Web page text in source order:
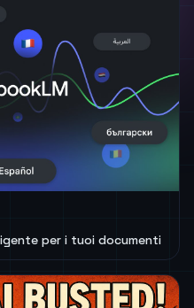
per i tuoi documenti